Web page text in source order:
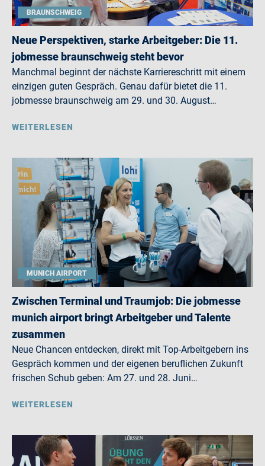
BRAUNSCHWEIG
Neue Perspektiven, starke Arbeitgeber: Die 11.
jobmesse braunschweig steht bevor
Manchmal beginnt der nächste Karriereschritt mit einem
einzigen guten Gespräch. Genau dafür bietet die 11.
jobmesse braunschweig am 29. und 30. August…
WEITERLESEN
MUNICH AIRPORT
Zwischen Terminal und Traumjob: Die jobmesse
munich airport bringt Arbeitgeber und Talente
zusammen
Neue Chancen entdecken, direkt mit Top-Arbeitgebern ins
Gespräch kommen und der eigenen beruflichen Zukunft
frischen Schub geben: Am 27. und 28. Juni…
WEITERLESEN